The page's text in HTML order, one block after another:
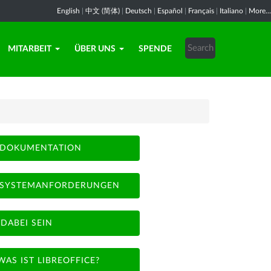
English 中文 (简体) Deutsch Español Français Italiano More...
MITARBEIT ÜBER UNS SPENDE
DOKUMENTATION
SYSTEMANFORDERUNGEN
DABEI SEIN
IST LIBREOFFICE?